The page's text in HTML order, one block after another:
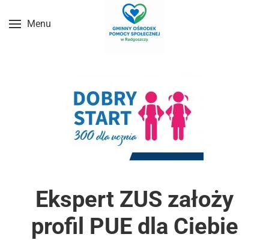
Przejdź do treści głównej
Menu
Ekspert ZUS założy
profil PUE dla Ciebie